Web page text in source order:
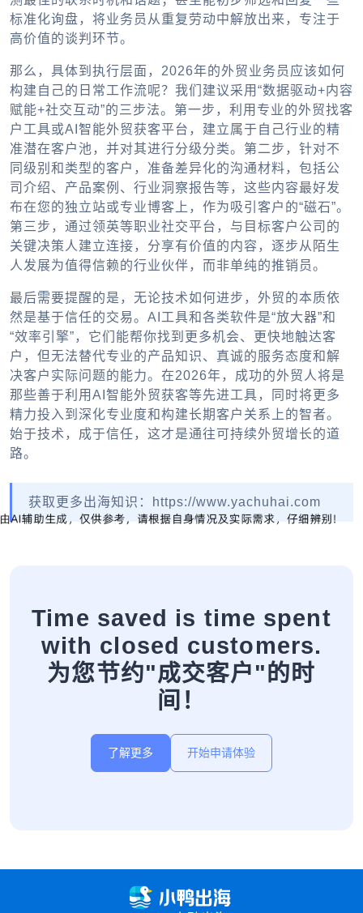
标准化询盘，将业务员从重复劳动中解放出来，专注于
高价值的谈判环节。
那么，具体到执行层面，2026年的外贸业务员应该如何
构建自己的日常工作流呢？我们建议采用“数据驱动+内容
赋能+社交互动”的三步法。第一步，利用专业的外贸找客
户工具或AI智能外贸获客平台，建立属于自己行业的精
准潜在客户池，并对其进行分级分类。第二步，针对不
同级别和类型的客户，准备差异化的沟通材料，包括公
司介绍、产品案例、行业洞察报告等，这些内容最好发
布在您的独立站或专业博客上，作为吸引客户的“磁石”。
第三步，通过领英等职业社交平台，与目标客户公司的
关键决策人建立连接，分享有价值的内容，逐步从陌生
人发展为值得信赖的行业伙伴，而非单纯的推销员。
最后需要提醒的是，无论技术如何进步，外贸的本质依
然是基于信任的交易。AI工具和各类软件是“放大器”和
“效率引擎”，它们能帮你找到更多机会、更快地触达客
户，但无法替代专业的产品知识、真诚的服务态度和解
决客户实际问题的能力。在2026年，成功的外贸人将是
那些善于利用AI智能外贸获客等先进工具，同时将更多
精力投入到深化专业度和构建长期客户关系上的智者。
始于技术，成于信任，这才是通往可持续外贸增长的道
路。
获取更多出海知识：https://www.yachuhai.com
Time saved is time spent
with closed customers.
为您节约"成交客户"的时
间！
了解更多 开始申请体验